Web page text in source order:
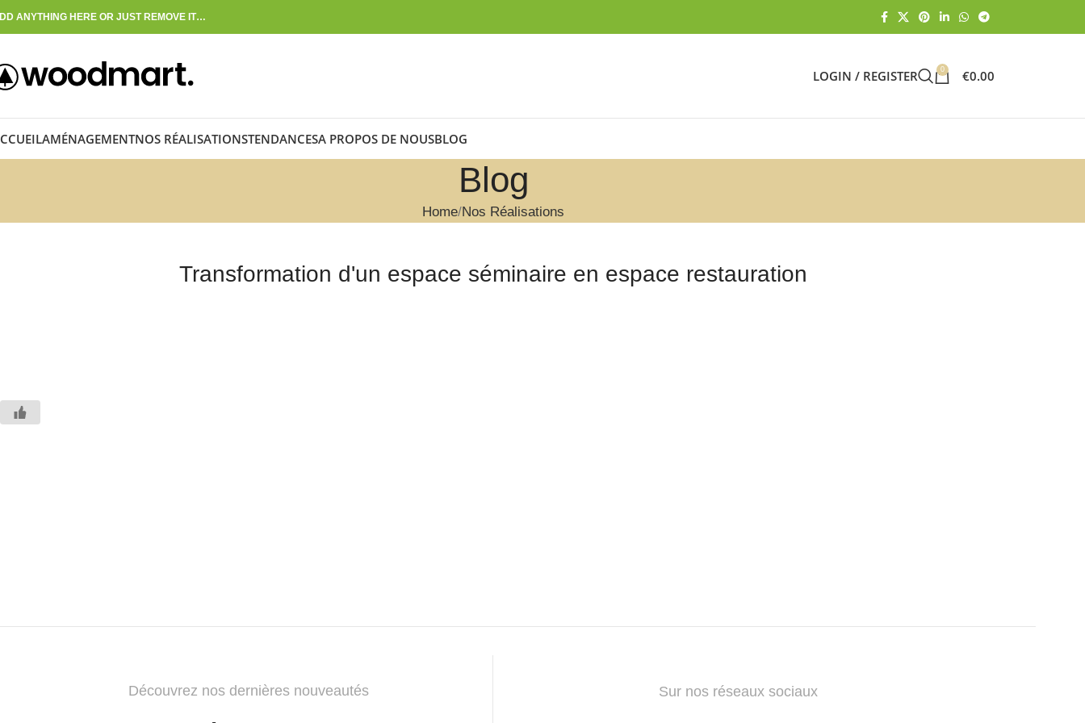
ANYTHING HERE OR JUST REMOVE IT…
LOGIN / REGISTER 0 €0.00
AMÉNAGEMENTNOS RÉALISATIONSTENDANCESA PROPOS DE NOUSBLOG
Blog
Home Nos Réalisations
Transformation d'un espace séminaire en espace restauration
Découvrez nos dernières nouveautés Sur nos réseaux sociaux